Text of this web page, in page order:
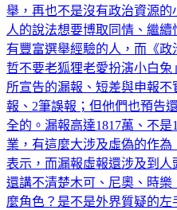
舉，再也不是沒有政治資源
人的說法想要博取同情、繼
有豐富選舉經驗的人，而《
哲不要老狐狸老愛扮演小白
所宣告的漏報、短差與申報不
報、2筆誤報；但他們也預告
全的。漏報高達1817萬、不
業，有這麼大涉及虛偽的作
表示，而漏報虛報還涉及到
還講不清楚木可、尼奧、時
麼角色？是不是外界質疑的左